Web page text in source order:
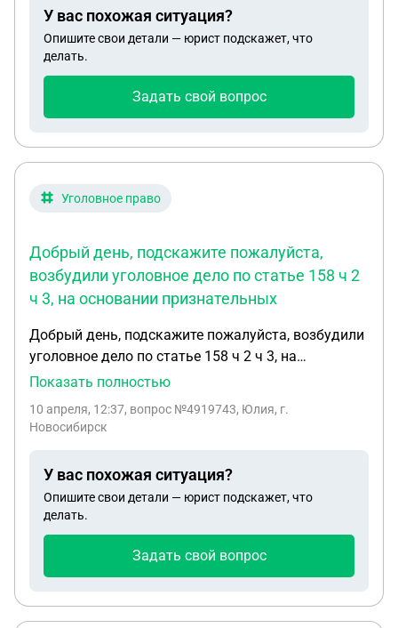
уголовного дела, но банк не хочет даже
заморозить платежи на время пока идет
следствие.
У вас похожая ситуация?
Опишите свои детали — юрист подскажет, что
делать.
Задать свой вопрос
Уголовное право
Добрый день, подскажите пожалуйста,
возбудили уголовное дело по статье 158 ч 2
ч 3, на основании признательных
Добрый день, подскажите пожалуйста, возбудили
уголовное дело по статье 158 ч 2 ч 3, на
основании признательных показаний, данные под
(адвокат который не защищал права а просто
прошли очные ставки, следствие, была подана
жалобы в прокуратуру на основании
недопустимых первоначальных показаний, и
возбуждению уголовного дела, прокуратура
отказала в жалобе, что делать дальше?
Показать полностью
10 апреля, 12:37, вопрос №4919743, Юлия, г.
Новосибирск
У вас похожая ситуация?
Опишите свои детали — юрист подскажет, что
делать.
Задать свой вопрос